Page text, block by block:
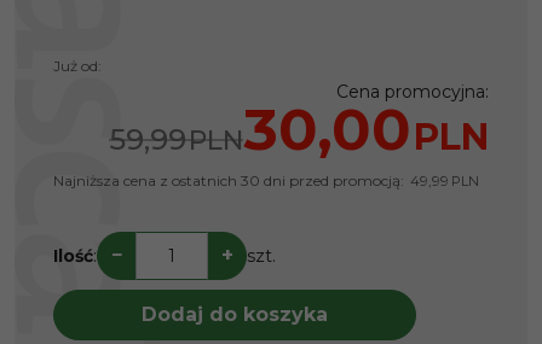
Już od:
Cena promocyjna:
59,99PLN30,00PLN
Najniższa cena z ostatnich 30 dni przed promocją: 49,99 PLN
Ilość: − + szt.
Dodaj do koszyka